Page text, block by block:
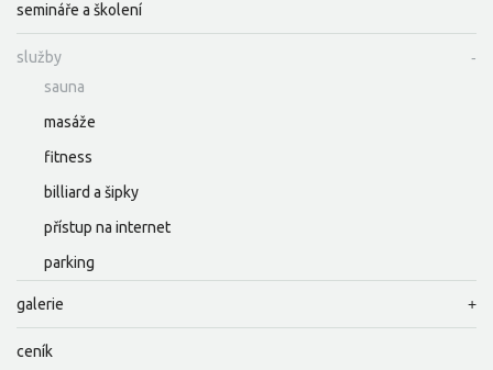
semináře a školení
služby
sauna
masáže
fitness
billiard a šipky
přístup na internet
parking
galerie
ceník